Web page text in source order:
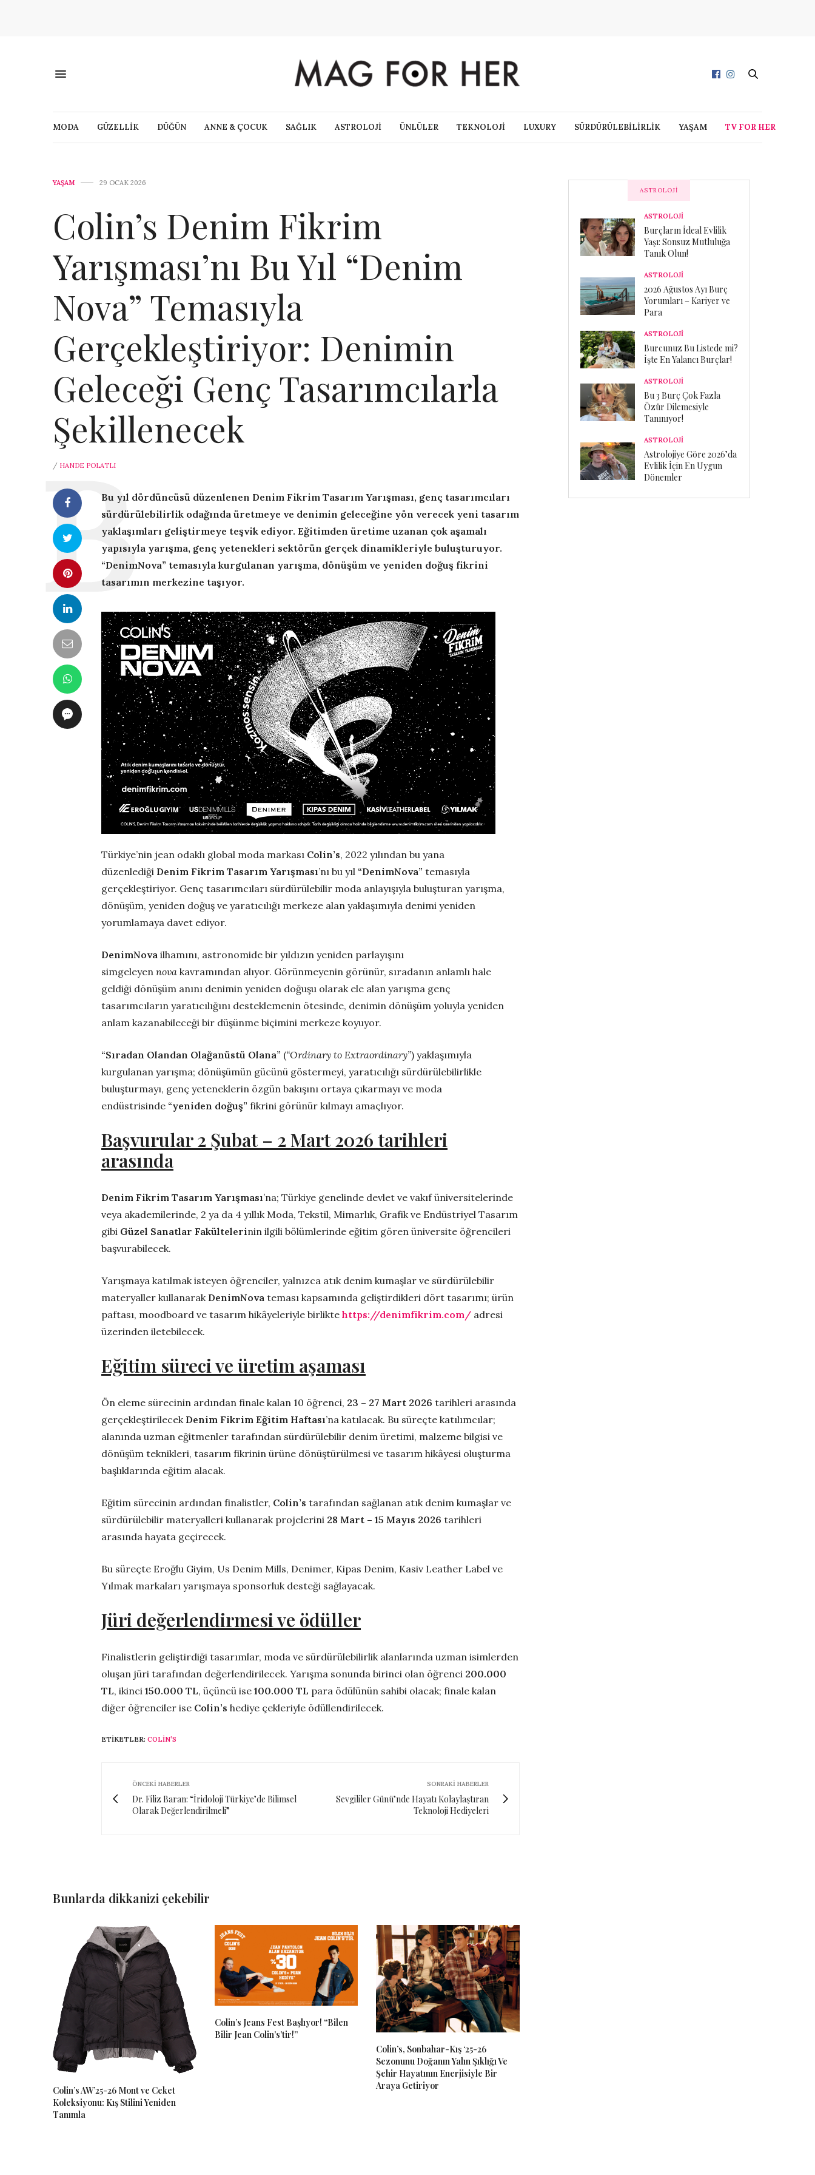
MODA GÜZELLİK DÜĞÜN ANNE & ÇOCUK SAĞLIK ASTROLOJİ ÜNLÜLER TEKNOLOJİ LUXURY SÜRDÜRÜLEBİLİRLİK YAŞAM TV FOR HER
YAŞAM 29 OCAK 2026
Colin’s Denim Fikrim
Yarışması’nı Bu Yıl “Denim
Nova” Temasıyla
Gerçekleştiriyor: Denimin
Geleceği Genç Tasarımcılarla
Şekillenecek
/ HANDE POLATLI
Bu yıl dördüncüsü düzenlenen Denim Fikrim Tasarım Yarışması, genç tasarımcıları
sürdürülebilirlik odağında üretmeye ve denimin geleceğine yön verecek yeni tasarım
yaklaşımları geliştirmeye teşvik ediyor. Eğitimden üretime uzanan çok aşamalı
yapısıyla yarışma, genç yetenekleri sektörün gerçek dinamikleriyle buluşturuyor.
“DenimNova” temasıyla kurgulanan yarışma, dönüşüm ve yeniden doğuş fikrini
tasarımın merkezine taşıyor.
Türkiye’nin jean odaklı global moda markası Colin’s, 2022 yılından bu yana
düzenlediği Denim Fikrim Tasarım Yarışması’nı bu yıl “DenimNova” temasıyla
gerçekleştiriyor. Genç tasarımcıları sürdürülebilir moda anlayışıyla buluşturan yarışma,
dönüşüm, yeniden doğuş ve yaratıcılığı merkeze alan yaklaşımıyla denimi yeniden
yorumlamaya davet ediyor.
DenimNova ilhamını, astronomide bir yıldızın yeniden parlayışını
simgeleyen nova kavramından alıyor. Görünmeyenin görünür, sıradanın anlamlı hale
geldiği dönüşüm anını denimin yeniden doğuşu olarak ele alan yarışma genç
tasarımcıların yaratıcılığını desteklemenin ötesinde, denimin dönüşüm yoluyla yeniden
anlam kazanabileceği bir düşünme biçimini merkeze koyuyor.
“Sıradan Olandan Olağanüstü Olana” (“Ordinary to Extraordinary”) yaklaşımıyla
kurgulanan yarışma; dönüşümün gücünü göstermeyi, yaratıcılığı sürdürülebilirlikle
buluşturmayı, genç yeteneklerin özgün bakışını ortaya çıkarmayı ve moda
endüstrisinde “yeniden doğuş” fikrini görünür kılmayı amaçlıyor.
Başvurular 2 Şubat – 2 Mart 2026 tarihleri
arasında
Denim Fikrim Tasarım Yarışması’na; Türkiye genelinde devlet ve vakıf üniversitelerinde
veya akademilerinde, 2 ya da 4 yıllık Moda, Tekstil, Mimarlık, Grafik ve Endüstriyel Tasarım
gibi Güzel Sanatlar Fakültelerinin ilgili bölümlerinde eğitim gören üniversite öğrencileri
başvurabilecek.
Yarışmaya katılmak isteyen öğrenciler, yalnızca atık denim kumaşlar ve sürdürülebilir
materyaller kullanarak DenimNova teması kapsamında geliştirdikleri dört tasarımı; ürün
paftası, moodboard ve tasarım hikâyeleriyle birlikte https://denimfikrim.com/ adresi
üzerinden iletebilecek.
Eğitim süreci ve üretim aşaması
Ön eleme sürecinin ardından finale kalan 10 öğrenci, 23 – 27 Mart 2026 tarihleri arasında
gerçekleştirilecek Denim Fikrim Eğitim Haftası’na katılacak. Bu süreçte katılımcılar;
alanında uzman eğitmenler tarafından sürdürülebilir denim üretimi, malzeme bilgisi ve
dönüşüm teknikleri, tasarım fikrinin ürüne dönüştürülmesi ve tasarım hikâyesi oluşturma
başlıklarında eğitim alacak.
Eğitim sürecinin ardından finalistler, Colin’s tarafından sağlanan atık denim kumaşlar ve
sürdürülebilir materyalleri kullanarak projelerini 28 Mart – 15 Mayıs 2026 tarihleri
arasında hayata geçirecek.
Bu süreçte Eroğlu Giyim, Us Denim Mills, Denimer, Kipas Denim, Kasiv Leather Label ve
Yılmak markaları yarışmaya sponsorluk desteği sağlayacak.
Jüri değerlendirmesi ve ödüller
Finalistlerin geliştirdiği tasarımlar, moda ve sürdürülebilirlik alanlarında uzman isimlerden
oluşan jüri tarafından değerlendirilecek. Yarışma sonunda birinci olan öğrenci 200.000
TL, ikinci 150.000 TL, üçüncü ise 100.000 TL para ödülünün sahibi olacak; finale kalan
diğer öğrenciler ise Colin’s hediye çekleriyle ödüllendirilecek.
ETIKETLER: COLIN’S
ÖNCEKI HABERLER
Dr. Filiz Baran: “İridoloji Türkiye’de Bilimsel
Olarak Değerlendirilmeli”
SONRAKI HABERLER
Sevgililer Günü’nde Hayatı Kolaylaştıran
Teknoloji Hediyeleri
Bunlarda dikkanizi çekebilir
Colin’s AW’25-26 Mont ve Ceket
Koleksiyonu: Kış Stilini Yeniden
Tanımla
Colin’s Jeans Fest Başlıyor! “Bilen
Bilir Jean Colin’s’tir!”
Colin’s, Sonbahar-Kış ‘25-26
Sezonunu Doğanın Yalın Şıklığı Ve
Şehir Hayatının Enerjisiyle Bir
Araya Getiriyor
ASTROLOJI
ASTROLOJİ
Burçların İdeal Evlilik
Yaşı: Sonsuz Mutluluğa
Tanık Olun!
ASTROLOJİ
2026 Ağustos Ayı Burç
Yorumları – Kariyer ve
Para
ASTROLOJİ
Burcunuz Bu Listede mi?
İşte En Yalancı Burçlar!
ASTROLOJİ
Bu 3 Burç Çok Fazla
Özür Dilemesiyle
Tanınıyor!
ASTROLOJİ
Astrolojiye Göre 2026’da
Evlilik İçin En Uygun
Dönemler